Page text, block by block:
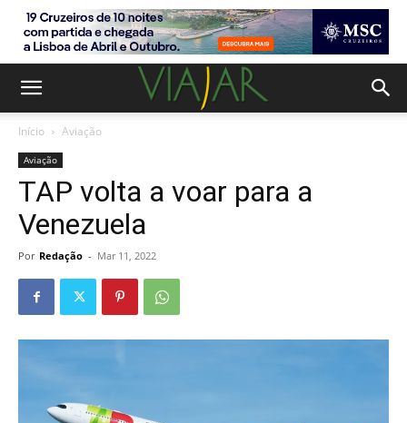
Início Aviação
Aviação
TAP volta a voar para a
Venezuela
Por Redação - Mar 11, 2022